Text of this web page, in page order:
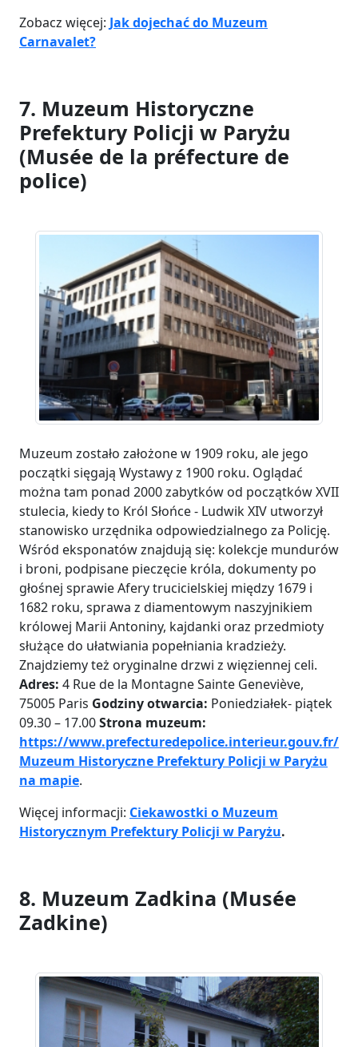
Zobacz więcej: Jak dojechać do Muzeum
Carnavalet?
7. Muzeum Historyczne
Prefektury Policji w Paryżu
(Musée de la préfecture de
police)
Muzeum zostało założone w 1909 roku, ale jego
początki sięgają Wystawy z 1900 roku. Oglądać
można tam ponad 2000 zabytków od początków XVII
stulecia, kiedy to Król Słońce - Ludwik XIV utworzył
stanowisko urzędnika odpowiedzialnego za Policję.
Wśród eksponatów znajdują się: kolekcje mundurów
i broni, podpisane pieczęcie króla, dokumenty po
głośnej sprawie Afery trucicielskiej między 1679 i
1682 roku, sprawa z diamentowym naszyjnikiem
królowej Marii Antoniny, kajdanki oraz przedmioty
służące do ułatwiania popełniania kradzieży.
Znajdziemy też oryginalne drzwi z więziennej celi.
Adres: 4 Rue de la Montagne Sainte Geneviève,
75005 Paris Godziny otwarcia: Poniedziałek- piątek
09.30 – 17.00Strona muzeum:
https://www.prefecturedepolice.interieur.gouv.fr/
Muzeum Historyczne Prefektury Policji w Paryżu
na mapie.
Więcej informacji: Ciekawostki o Muzeum
Historycznym Prefektury Policji w Paryżu.
8. Muzeum Zadkina (Musée
Zadkine)